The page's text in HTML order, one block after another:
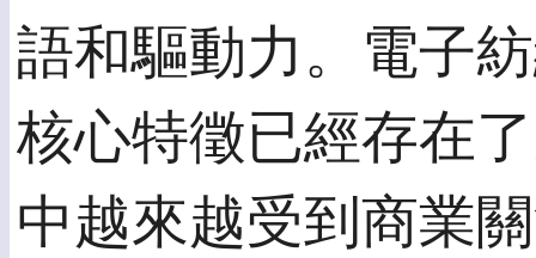
語和驅動力。電子
核心特徵已經存在
中越來越受到商業